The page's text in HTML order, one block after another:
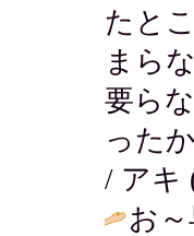
たと
まら
要ら
った
/ アキ
お